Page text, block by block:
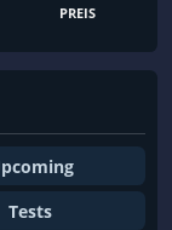
PREIS
Tests